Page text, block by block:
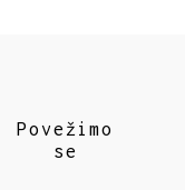
Povežimo
se